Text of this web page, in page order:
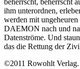
ihm unterordnen,
werden mit
DAEMON nach und
Datenströme. Und
das die Rettung der
©2011 Rowohlt